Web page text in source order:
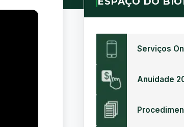
Serviços
Anuidade